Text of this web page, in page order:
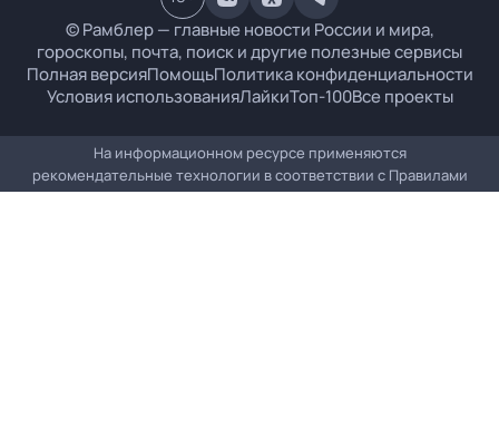
© Рамблер — главные новости России и мира,
гороскопы, почта, поиск и другие полезные сервисы
Полная версияПомощьПолитика конфиденциальности
Условия использованияЛайкиТоп-100Все проекты
На информационном ресурсе применяются
рекомендательные технологии в соответствии с Правилами